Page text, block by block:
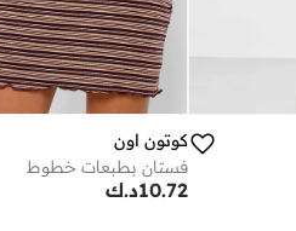
كوتون اون
فستان بطبعات خطوط
د.ك10.72